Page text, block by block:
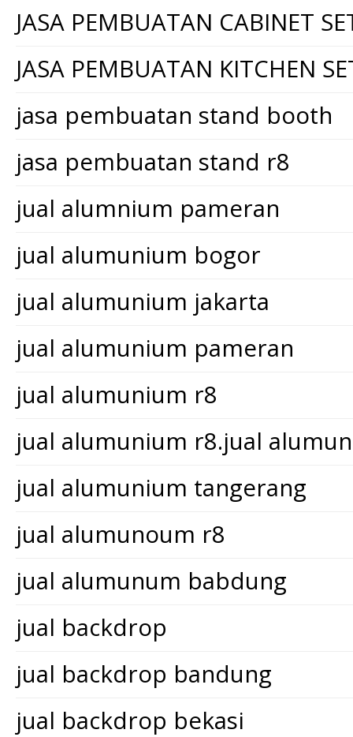
JASA PEMBUATAN CABINET
JASA PEMBUATAN KITCHEN
jasa pembuatan stand booth
jasa pembuatan stand r8
jual alumnium pameran
jual alumunium bogor
jual alumunium jakarta
jual alumunium pameran
jual alumunium r8
jual alumunium r8.jual
jual alumunium tangerang
jual alumunoum r8
jual alumunum babdung
jual backdrop
jual backdrop bandung
jual backdrop bekasi